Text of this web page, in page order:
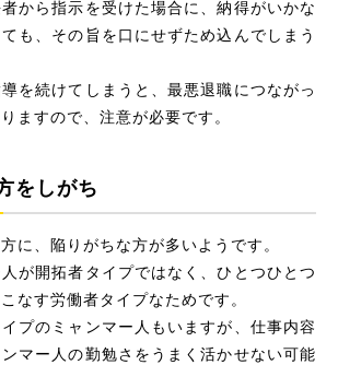
から指示を受けた場合に、納得がいかな
も、その旨を口にせずため込んでしまう
を続けてしまうと、最悪退職につながっ
ますので、注意が必要です。
をしがち
に、陥りがちな方が多いようです。
が開拓者タイプではなく、ひとつひとつ
なす労働者タイプなためです。
プのミャンマー人もいますが、仕事内容
マー人の勤勉さをうまく活かせない可能